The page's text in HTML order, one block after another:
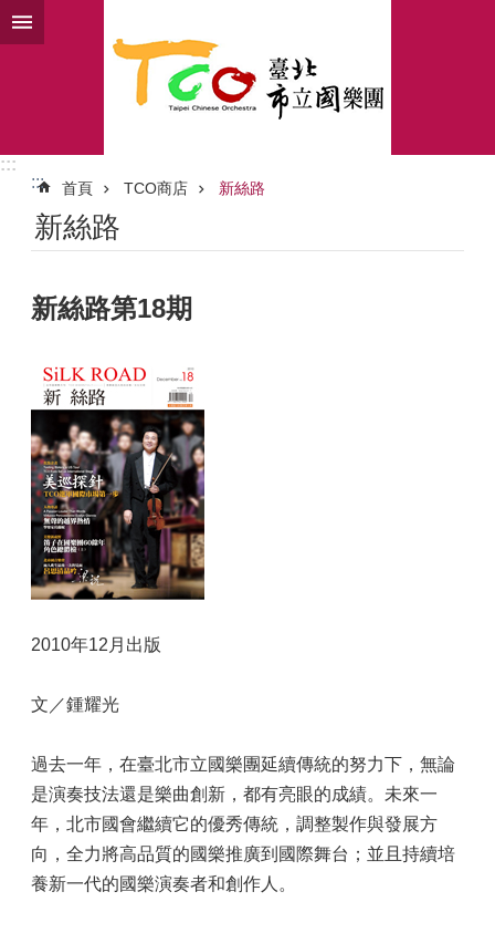
跳到主要內容區塊
:::
:::
首頁 TCO商店 新絲路
新絲路
新絲路第18期
2010年12月出版
文／鍾耀光
過去一年，在臺北市立國樂團延續傳統的努力下，無論
是演奏技法還是樂曲創新，都有亮眼的成績。未來一
年，北市國會繼續它的優秀傳統，調整製作與發展方
向，全力將高品質的國樂推廣到國際舞台；並且持續培
養新一代的國樂演奏者和創作人。